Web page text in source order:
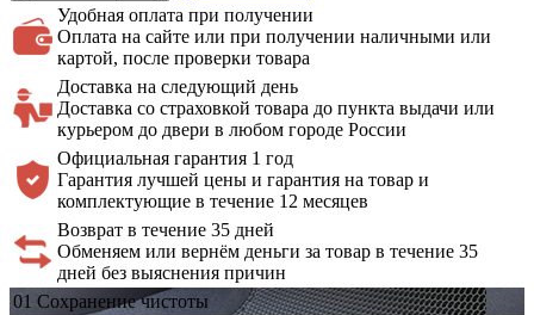
Удобная оплата при получении
Оплата на сайте или при получении наличными или
картой, после проверки товара
Доставка на следующий день
Доставка со страховкой товара до пункта выдачи или
курьером до двери в любом городе России
Официальная гарантия 1 год
Гарантия лучшей цены и гарантия на товар и
комплектующие в течение 12 месяцев
Возврат в течение 35 дней
Обменяем или вернём деньги за товар в течение 35
дней без выяснения причин
01 Сохранение чистоты